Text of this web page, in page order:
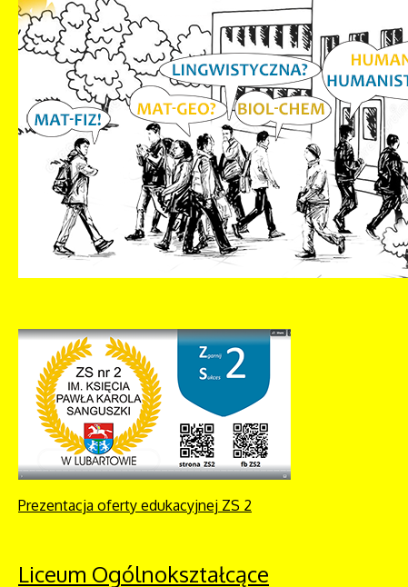
Prezentacja oferty edukacyjnej ZS 2
Liceum Ogólnokształcące